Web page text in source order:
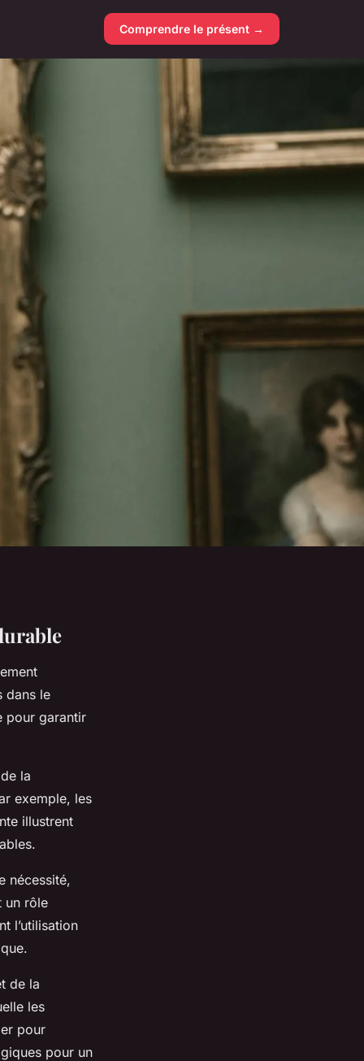
Comprendre le présent →
dans le
pour garantir
la
exemple, les
illustrent
nécessité,
un rôle
l’utilisation
de la
les
pour
pour un